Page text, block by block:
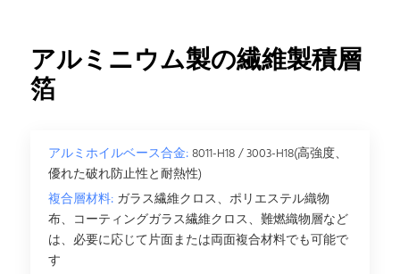
アルミニウム製の繊維製積層
箔
アルミホイルベース合金:8011-H18 / 3003-H18(高強度、
優れた破れ防止性と耐熱性)
複合層材料: ガラス繊維クロス、ポリエステル織物
布、コーティングガラス繊維クロス、難燃織物層など
は、必要に応じて片面または両面複合材料でも可能で
す